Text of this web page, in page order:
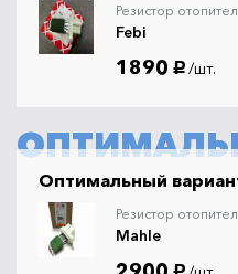
Резистор
Febi
1890 руб. /шт.
Оптимальный
Резистор
Mahle
руб.